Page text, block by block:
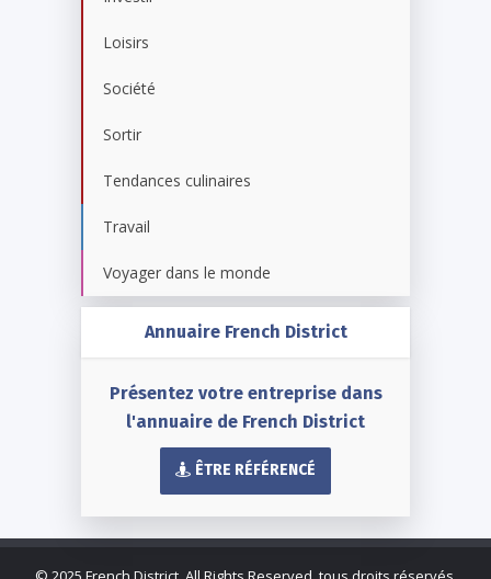
Loisirs
Société
Sortir
Tendances culinaires
Travail
Voyager dans le monde
Annuaire French District
Présentez votre entreprise dans
l'annuaire de French District
ÊTRE RÉFÉRENCÉ